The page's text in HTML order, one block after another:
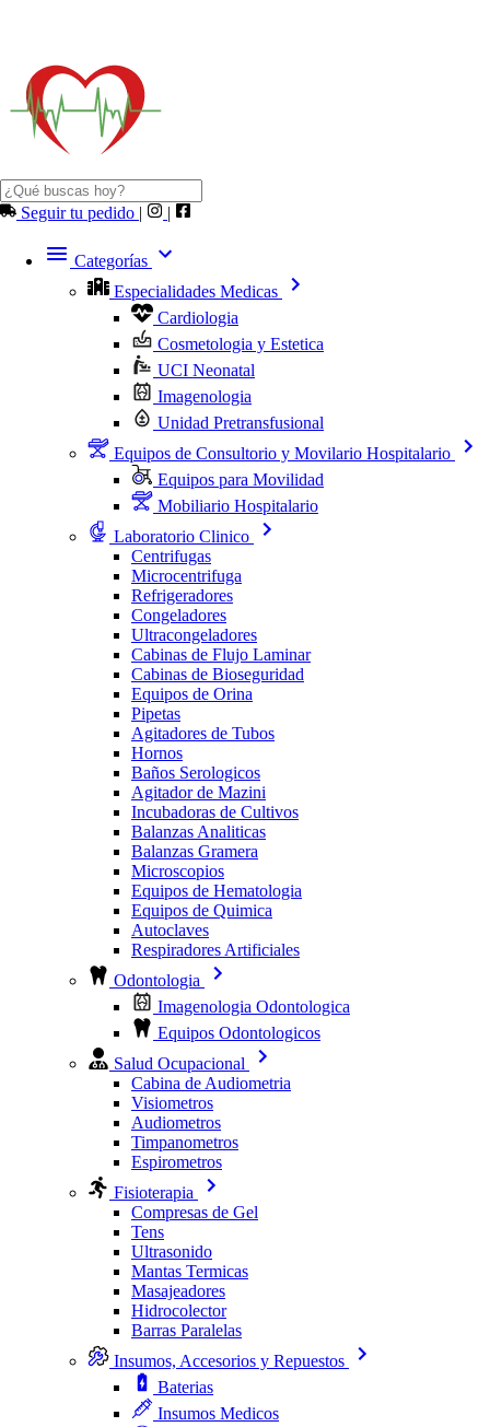
Seguir tu pedido | |
Categorías
Especialidades Medicas
Cardiologia
Cosmetologia y Estetica
UCI Neonatal
Imagenologia
Unidad Pretransfusional
Equipos de Consultorio y Movilario Hospitalario
Equipos para Movilidad
Mobiliario Hospitalario
Laboratorio Clinico
Centrifugas
Microcentrifuga
Refrigeradores
Congeladores
Ultracongeladores
Cabinas de Flujo Laminar
Cabinas de Bioseguridad
Equipos de Orina
Pipetas
Agitadores de Tubos
Hornos
Baños Serologicos
Agitador de Mazini
Incubadoras de Cultivos
Balanzas Analiticas
Balanzas Gramera
Microscopios
Equipos de Hematologia
Equipos de Quimica
Autoclaves
Respiradores Artificiales
Odontologia
Imagenologia Odontologica
Equipos Odontologicos
Salud Ocupacional
Cabina de Audiometria
Visiometros
Audiometros
Timpanometros
Espirometros
Fisioterapia
Compresas de Gel
Tens
Ultrasonido
Mantas Termicas
Masajeadores
Hidrocolector
Barras Paralelas
Insumos, Accesorios y Repuestos
Baterias
Insumos Medicos